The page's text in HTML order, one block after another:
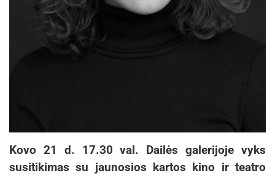
Kovo 21 d. 17.30 val. Dailės galerijoje vyks
susitikimas su jaunosios kartos kino ir teatro